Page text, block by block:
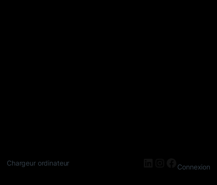
Chargeur ordinateur LinkedIn
Instagram
Connexion